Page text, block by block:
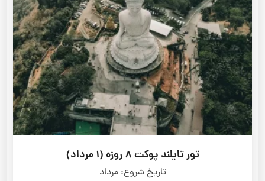
تور تایلند پوکت 8 روزه (1 مرداد)
تاریخ شروع: مرداد